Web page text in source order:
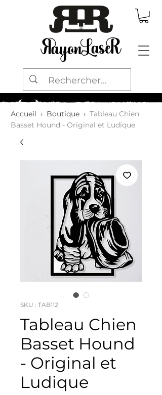
Accueil › Boutique › Tableau Chien
Basset Hound - Original et Ludique
SKU : TAB112
Tableau Chien
Basset Hound
- Original et
Ludique